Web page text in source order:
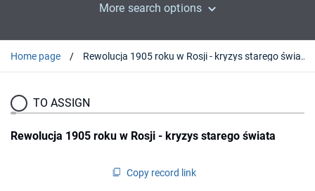
More search options
Home page Rewolucja 1905 roku w Rosji - kryzys starego świata
TO ASSIGN
Rewolucja 1905 roku w Rosji - kryzys starego świata
Copy record link